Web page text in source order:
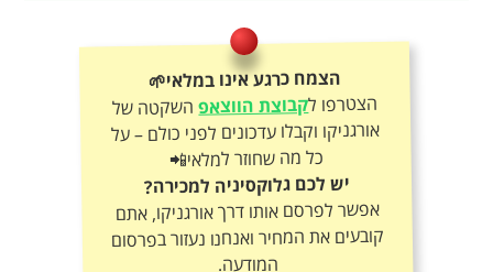
הצמח כרגע אינו במלאי🌱
הצטרפו לקבוצת הווצאפהשקטה של
אורגניקו וקבלו עדכונים לפני כולם – על
כל מה שחוזר למלאי📲
יש לכם גלוקסיניה למכירה?
אפשר לפרסם אותו דרך אורגניקו, אתם
קובעים את המחיר ואנחנו נעזור בפרסום
המודעה.